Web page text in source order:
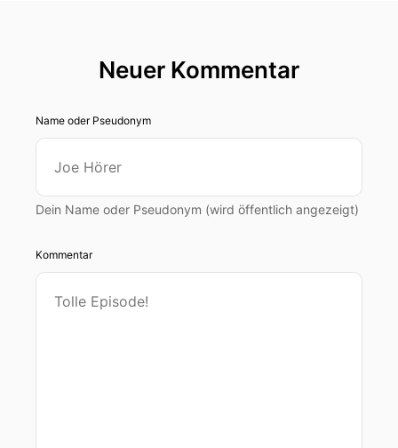
Neuer Kommentar
Name oder Pseudonym
Dein Name oder Pseudonym (wird öffentlich angezeigt)
Kommentar